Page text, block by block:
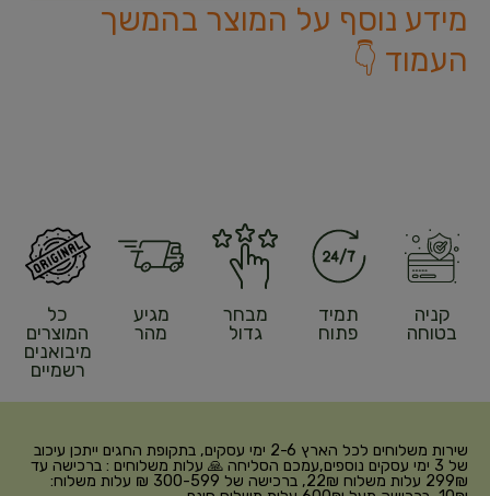
מידע נוסף על המוצר בהמשך
העמוד 👇
קניה
בטוחה
תמיד
פתוח
מבחר
גדול
מגיע
מהר
כל
המוצרים
מיבואנים
רשמיים
שירות משלוחים לכל הארץ 2-6 ימי עסקים, בתקופת החגים ייתכן עיכוב
של 3 ימי עסקים נוספים,עמכם הסליחה 🙏 עלות משלוחים : ברכישה עד
299₪ עלות משלוח 22₪, ברכישה של 300-599 ₪ עלות משלוח: